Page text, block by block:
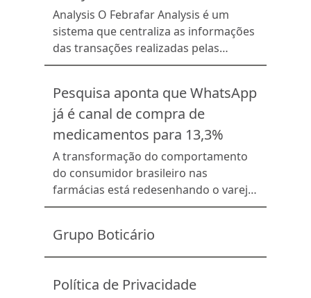
Analysis O Febrafar Analysis é um
sistema que centraliza as informações
das transações realizadas pelas
farmácias dentro do programa
(Programa de Estratégias
Competitivas), e as disponibiliza em
diversos relatórios para análise da
rede e suas associadas. Os dados
disponibilizados pela solução
permitem que a farmácia conheça o
perfil do […]
Pesquisa aponta que WhatsApp
já é canal de compra de
medicamentos para 13,3%
A transformação do comportamento
do consumidor brasileiro nas
farmácias está redesenhando o varejo
farmacêutico nacional, e tem como um
revela a Pesquisa de Comportamento
do Consumidor em Farmácias 2026,
(Instituto Febrafar de Pesquisa e
Grupo Boticário
Política de Privacidade